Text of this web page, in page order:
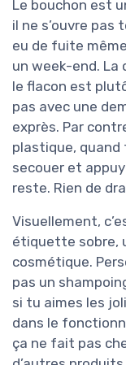
Le bouchon est
il ne s’ouvre pas
eu de fuite
un week-end. La
le flacon est
pas avec une
exprès. Par
plastique, quand
secouer et
reste. Rien de
Visuellement,
étiquette sobre,
cosmétique.
pas un
si tu aimes les
dans le
ça ne fait pas